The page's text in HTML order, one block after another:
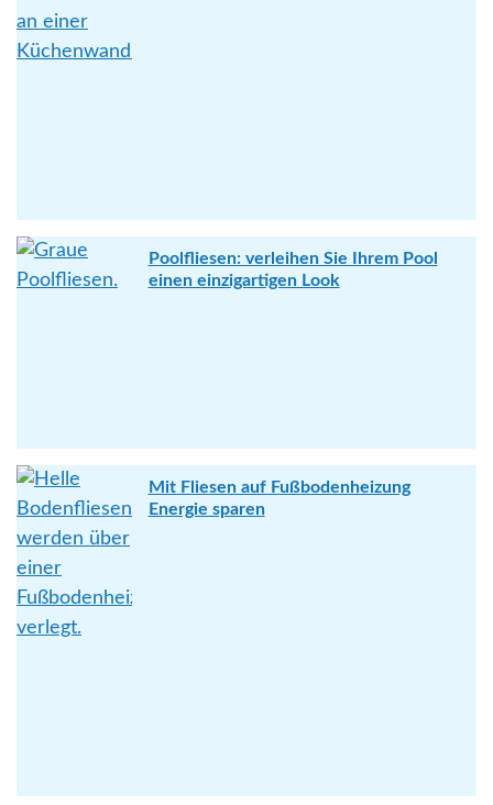
Poolfliesen: verleihen Sie Ihrem Pool
einen einzigartigen Look
Mit Fliesen auf Fußbodenheizung
Energie sparen